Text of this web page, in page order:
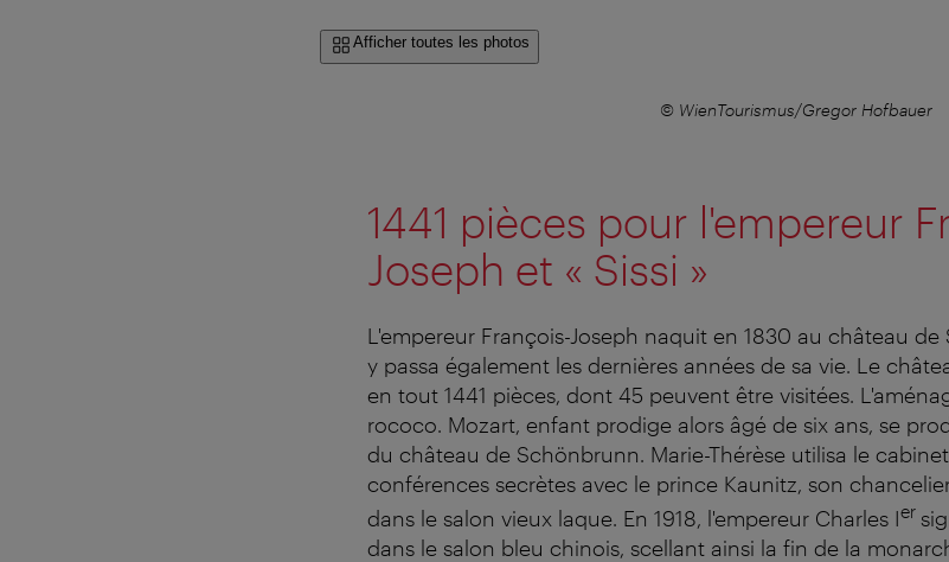
Afficher toutes les photos
© WienTourismus/Gregor Hofbauer
1441 pièces pour l'empereur
Joseph et « Sissi »
L'empereur François-Joseph naquit en 1830 au château
y passa également les dernières années de sa vie. Le
en tout 1441 pièces, dont 45 peuvent être visitées.
rococo. Mozart, enfant prodige alors âgé de six ans, se
du château de Schönbrunn. Marie-Thérèse utilisa le
conférences secrètes avec le prince Kaunitz, son
dans le salon vieux laque. En 1918, l'empereur Charles Ier
dans le salon bleu chinois, scellant ainsi la fin de la